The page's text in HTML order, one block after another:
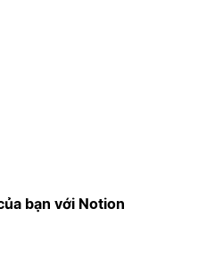
bạn với Notion